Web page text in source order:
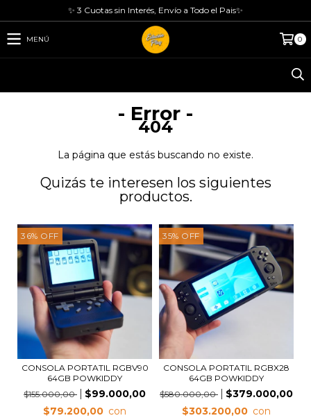
✨ 3 Cuotas sin Interés, Envío a Todo el Pais✨
MENÚ 0
- Error -
404
La página que estás buscando no existe.
Quizás te interesen los siguientes
productos.
36% OFF
CONSOLA PORTATIL RGBV90
64GB POWKIDDY
$155.000,00
$99.000,00
$79.200,00
35% OFF
CONSOLA PORTATIL RGBX28
64GB POWKIDDY
$580.000,00
$379.000,00
$303.200,00